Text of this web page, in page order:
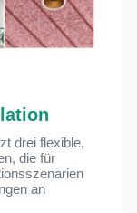
drei flexible,
die für
an